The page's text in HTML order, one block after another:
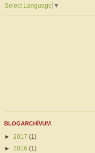
Select Language ▼
BLOGARCHÍVUM
► 2017 (1)
► 2016 (1)